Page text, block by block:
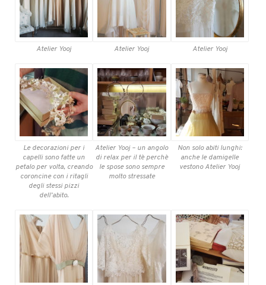
Atelier Yooj Atelier Yooj Atelier Yooj
Le decorazioni per i
capelli sono fatte un
petalo per volta, creando
coroncine con i ritagli
degli stessi pizzi
dell’abito.
Atelier Yooj – un angolo
di relax per il tè perchè
le spose sono sempre
molto stressate
Non solo abiti lunghi:
anche le damigelle
vestono Atelier Yooj